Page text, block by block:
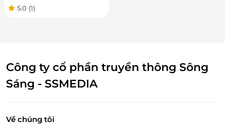
Quà Tặng
5.0 (1)
Công ty cổ phần truyền thông Sông
Sáng - SSMEDIA
Về chúng tôi